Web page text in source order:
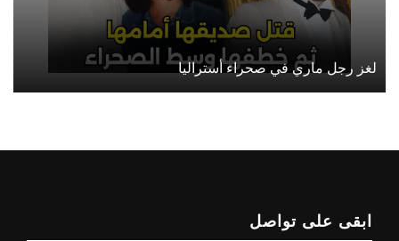
لغز رجل ماري في صحراء أستراليا
ابقى على تواصل